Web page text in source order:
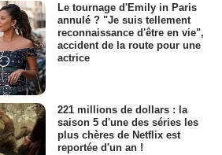
Le tournage d'Emily in Paris
annulé ? "Je suis tellement
reconnaissance d'être en vie",
accident de la route pour une
actrice
221 millions de dollars : la
saison 5 d'une des séries les
plus chères de Netflix est
reportée d'un an !